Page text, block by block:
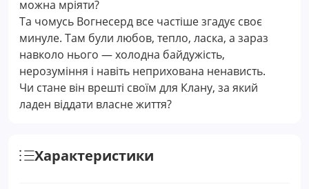
можна мріяти?
Та чомусь Вогнесерд все частіше згадує своє
минуле. Там були любов, тепло, ласка, а зараз
навколо нього — холодна байдужість,
нерозуміння і навіть неприхована ненависть.
Чи стане він врешті своїм для Клану, за який
ладен віддати власне життя?
Характеристики